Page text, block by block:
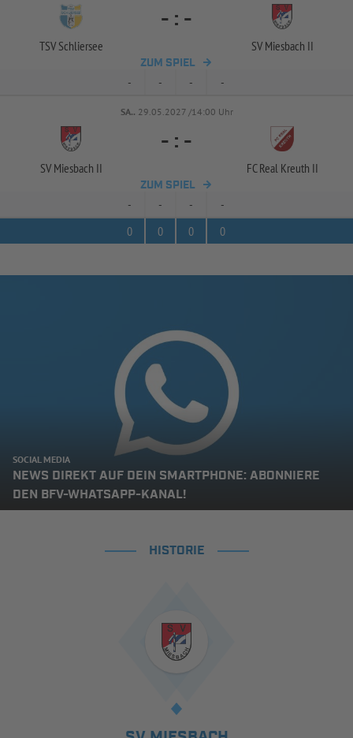
TSV Schliersee
- : -
SV Miesbach II
ZUM SPIEL
- - - -
SA.. 29.05.2027 /14:00 Uhr
SV Miesbach II
- : -
FC Real Kreuth II
ZUM SPIEL
- - -
-
0
0 0 0
SOCIAL MEDIA
NEWS DIREKT AUF DEIN SMARTPHONE: ABONNIERE
DEN BFV-WHATSAPP-KANAL!
HISTORIE